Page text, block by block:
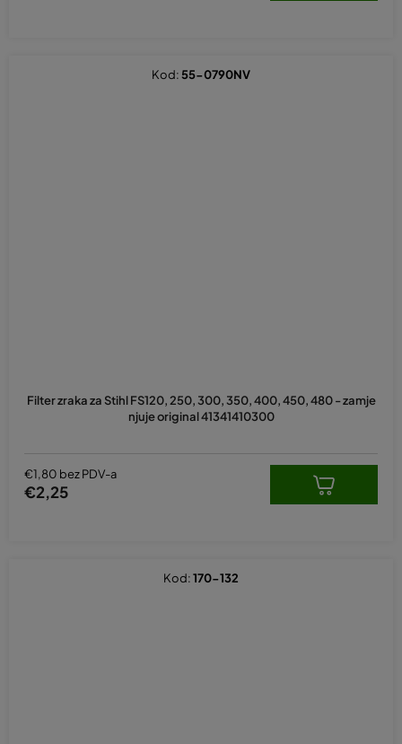
Filter zraka za Stihl FS120, 250, 300, 350, 400, 450, 480 - zamje
njuje original 41341410300
€1,80 bez PDV-a
€2,25
Kod: 55-0790NV
Kod:170-132